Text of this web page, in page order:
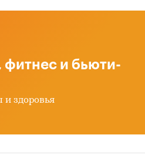
фитнес и бьюти-
и здоровья